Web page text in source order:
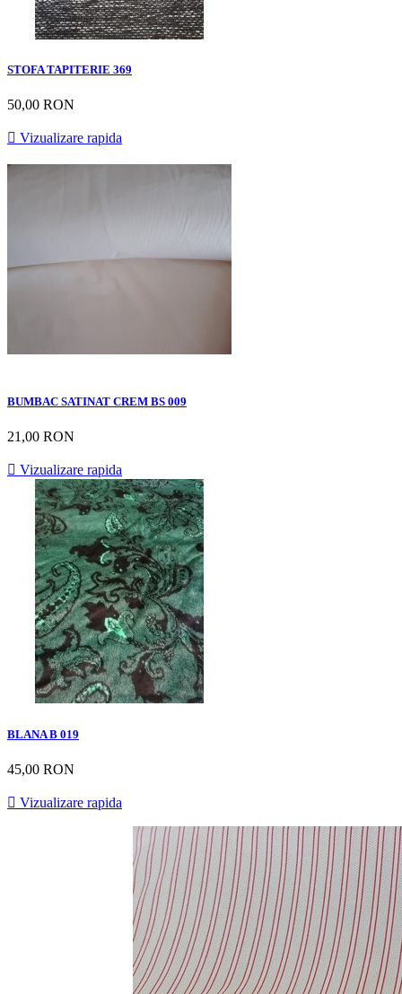
STOFA TAPITERIE 369
50,00 RON
 Vizualizare rapida
BUMBAC SATINAT CREM BS 009
21,00 RON
 Vizualizare rapida
BLANA B 019
45,00 RON
 Vizualizare rapida